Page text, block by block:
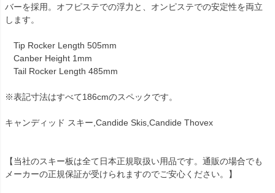
バーを採用。オフピステでの浮力と、オンピステでの安定性を両立
します。
Tip Rocker Length 505mm
Canber Height 1mm
Tail Rocker Length 485mm
※表記寸法はすべて186cmのスペックです。
キャンディッド スキー,Candide Skis,Candide Thovex
【当社のスキー板は全て日本正規取扱い用品です。通販の場合でも
メーカーの正規保証が受けられますのでご安心ください。】